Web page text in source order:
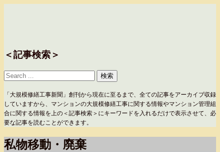
＜記事検索＞
「大規模修繕工事新聞」創刊から現在に至るまで、全ての記事をアーカイブ収録
していますから、マンションの大規模修繕工事に関する情報やマンション管理組
合に関する情報を上の＜記事検索＞にキーワードを入れるだけで表示させて、必
要な記事を読むことができます。
私物移動・廃棄